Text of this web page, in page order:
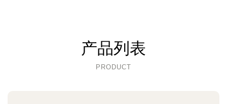
产品列表
PRODUCT